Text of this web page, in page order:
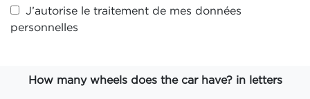
J’autorise le traitement de mes données
personnelles
How many wheels does the car have? in letters